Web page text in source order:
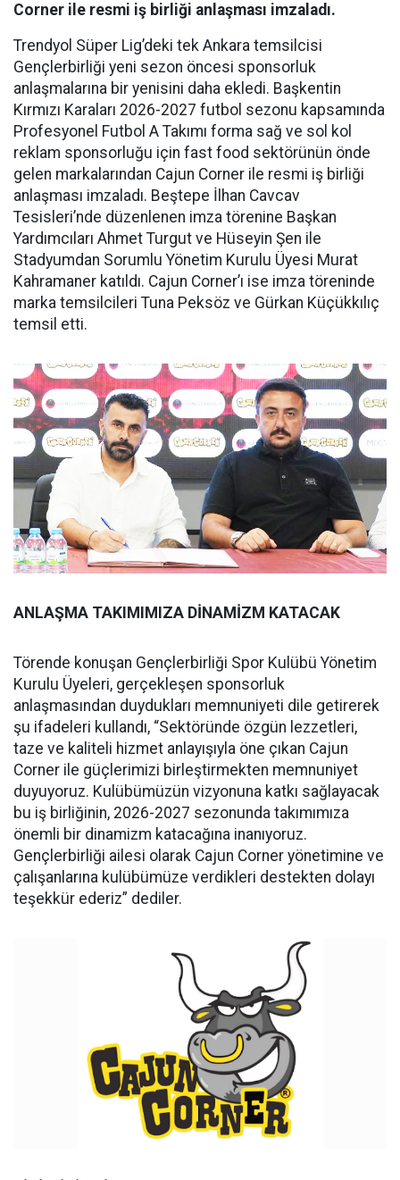
Corner ile resmi iş birliği anlaşması imzaladı.
Trendyol Süper Lig’deki tek Ankara temsilcisi
Gençlerbirliği yeni sezon öncesi sponsorluk
anlaşmalarına bir yenisini daha ekledi. Başkentin
Kırmızı Karaları 2026-2027 futbol sezonu kapsamında
Profesyonel Futbol A Takımı forma sağ ve sol kol
reklam sponsorluğu için fast food sektörünün önde
gelen markalarından Cajun Corner ile resmi iş birliği
anlaşması imzaladı. Beştepe İlhan Cavcav
Tesisleri’nde düzenlenen imza törenine Başkan
Yardımcıları Ahmet Turgut ve Hüseyin Şen ile
Stadyumdan Sorumlu Yönetim Kurulu Üyesi Murat
Kahramaner katıldı. Cajun Corner’ı ise imza töreninde
marka temsilcileri Tuna Peksöz ve Gürkan Küçükkılıç
temsil etti.
ANLAŞMA TAKIMIMIZA DİNAMİZM KATACAK
Törende konuşan Gençlerbirliği Spor Kulübü Yönetim
Kurulu Üyeleri, gerçekleşen sponsorluk
anlaşmasından duydukları memnuniyeti dile getirerek
şu ifadeleri kullandı, “Sektöründe özgün lezzetleri,
taze ve kaliteli hizmet anlayışıyla öne çıkan Cajun
Corner ile güçlerimizi birleştirmekten memnuniyet
duyuyoruz. Kulübümüzün vizyonuna katkı sağlayacak
bu iş birliğinin, 2026-2027 sezonunda takımımıza
önemli bir dinamizm katacağına inanıyoruz.
Gençlerbirliği ailesi olarak Cajun Corner yönetimine ve
çalışanlarına kulübümüze verdikleri destekten dolayı
teşekkür ederiz” dediler.